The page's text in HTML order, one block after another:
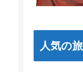
人気の